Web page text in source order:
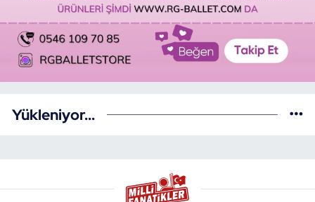
Yükleniyor...